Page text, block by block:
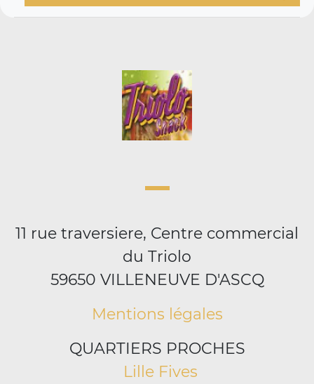
11 rue traversiere, Centre commercial
du Triolo
59650 VILLENEUVE D'ASCQ
Mentions légales
QUARTIERS PROCHES
Lille Fives